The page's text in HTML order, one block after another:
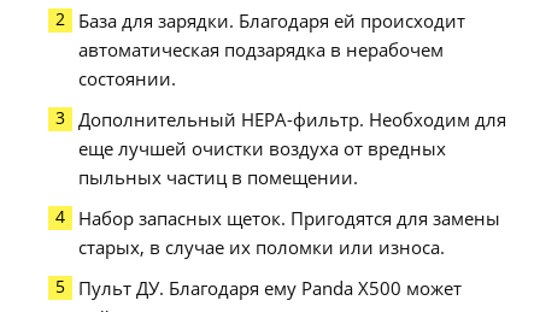
База для зарядки. Благодаря ей происходит
автоматическая подзарядка в нерабочем
состоянии.
Дополнительный НЕРА-фильтр. Необходим для
еще лучшей очистки воздуха от вредных
пыльных частиц в помещении.
Набор запасных щеток. Пригодятся для замены
старых, в случае их поломки или износа.
Пульт ДУ. Благодаря ему Panda X500 может